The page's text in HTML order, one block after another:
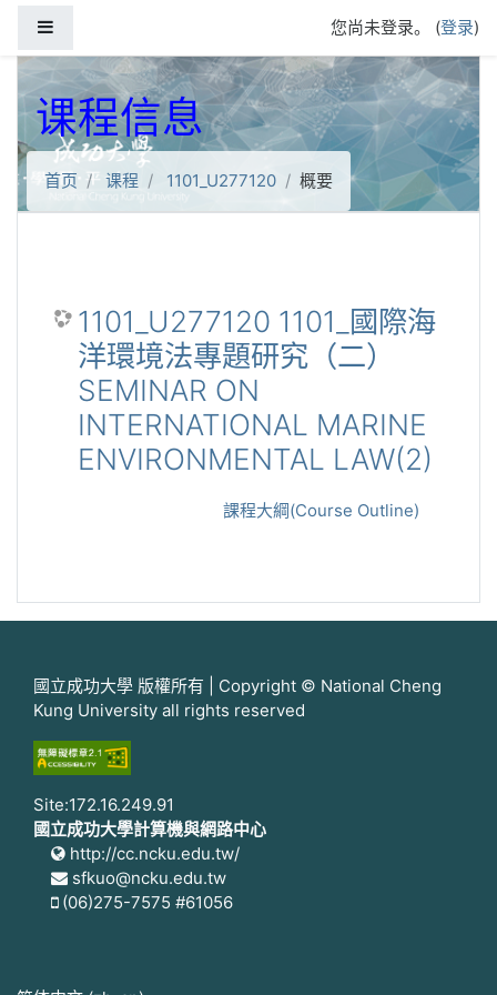
您尚未登录。 (登录)
课程信息
首页 课程 1101_U277120 概要
1101_U277120 1101_國際海
洋環境法專題研究（二）
SEMINAR ON
INTERNATIONAL MARINE
ENVIRONMENTAL LAW(2)
課程大綱(Course Outline)
國立成功大學 版權所有 | Copyright © National Cheng
Kung University all rights reserved
Site:172.16.249.91
國立成功大學計算機與網路中心
http://cc.ncku.edu.tw/
sfkuo@ncku.edu.tw
(06)275-7575 #61056